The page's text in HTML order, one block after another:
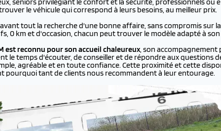
le véhicule qui correspond à leurs besoins, au meilleur prix.
tout la recherche d'une bonne affaire, sans compromis sur
0 km et d'occasion, chacun peut trouver le modèle adapté à
est reconnu pour son accueil chaleureux, son
le temps d'écouter, de conseiller et de répondre aux questions
agréable et en toute confiance. Cette proximité et cette
pourquoi tant de clients nous recommandent à leur entourage.